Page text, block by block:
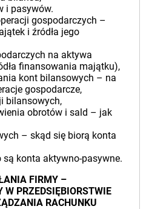
i pasywów.
gospodarczych –
i źródła jego
na aktywa
finansowania majątku),
kont bilansowych – na
gospodarcze,
bilansowych,
obrotów i sald – jak
– skąd się biorą konta
konta aktywno-pasywne.
FIRMY –
W PRZEDSIĘBIORSTWIE
RACHUNKU